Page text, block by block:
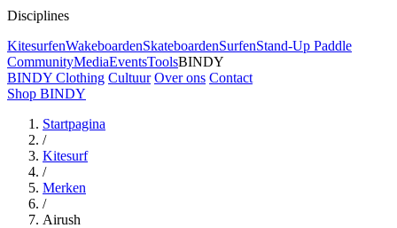
Disciplines
KitesurfenWakeboardenSkateboardenSurfenStand-Up Paddle
CommunityMediaEventsToolsBINDY
BINDY Clothing Cultuur Over ons Contact
Shop BINDY
Startpagina
/
Kitesurf
/
Merken
/
Airush